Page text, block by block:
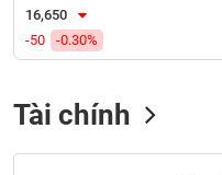
16,650
-50
-0.30%
Tài chính
Mã
chứng